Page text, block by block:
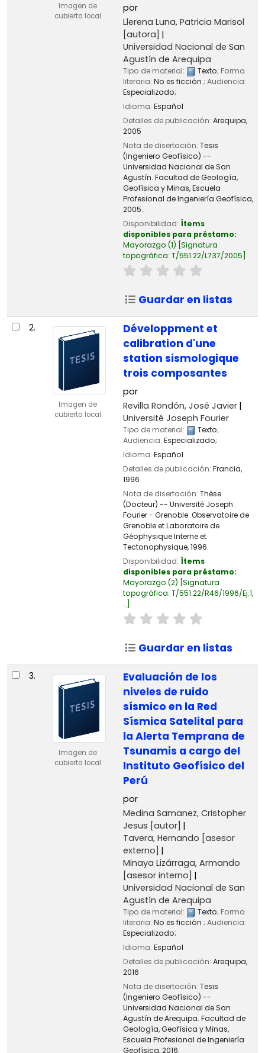
Imagen de
cubierta local
por
Llerena Luna, Patricia Marisol
[autora]
Universidad Nacional de San
Agustín de Arequipa
Tipo de material: Texto; Forma
literaria: No es ficción ; Audiencia:
Especializado;
Idioma: Español
Detalles de publicación: Arequipa,
2005
Nota de disertación: Tesis
(Ingeniero Geofísico) --
Universidad Nacional de San
Agustín. Facultad de Geología,
Geofísica y Minas, Escuela
Profesional de Ingeniería Geofísica,
2005.
Disponibilidad: Ítems
disponibles para préstamo:
Mayorazgo (1) Signatura
topográfica: T/551.22/L737/2005 .
Guardar en listas
2.
Imagen de
cubierta local
Développment et
calibration d'une
station sismologique
trois composantes
por
Revilla Rondón, José Javier
Université Joseph Fourier
Tipo de material: Texto;
Audiencia: Especializado;
Idioma: Español
Detalles de publicación: Francia,
1996
Nota de disertación: Thèse
(Docteur) -- Université Joseph
Fourier - Grenoble. Observatoire de
Grenoble et Laboratoire de
Géophysique Interne et
Tectonophysique, 1996.
Disponibilidad: Ítems
disponibles para préstamo:
Mayorazgo (2) Signatura
topográfica: T/551.22/R46/1996/Ej.1,
.. .
Guardar en listas
3.
Imagen de
cubierta local
Evaluación de los
niveles de ruido
sísmico en la Red
Sísmica Satelital para
la Alerta Temprana de
Tsunamis a cargo del
Instituto Geofísico del
Perú
por
Medina Samanez, Cristopher
Jesus [autor]
Tavera, Hernando [asesor
externo]
Minaya Lizárraga, Armando
[asesor interno]
Universidad Nacional de San
Agustín de Arequipa
Tipo de material: Texto; Forma
literaria: No es ficción ; Audiencia:
Especializado;
Idioma: Español
Detalles de publicación: Arequipa,
2016
Nota de disertación: Tesis
(Ingeniero Geofísico) --
Universidad Nacional de San
Agustín de Arequipa. Facultad de
Geología, Geofísica y Minas,
Escuela Profesional de Ingeniería
Geofísica, 2016.